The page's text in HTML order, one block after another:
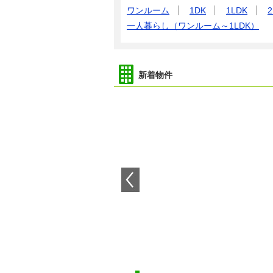
ワンルーム
1DK 1LDK
一人暮らし（ワンルーム～1LDK）
新着物件